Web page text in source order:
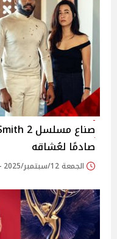
صادمًا لعُشاقه
الجمعة 12/سبتمبر/2025 - 01:31 م